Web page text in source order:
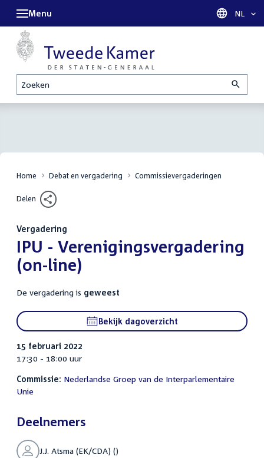
Zoeken
Menu Taal
NL
Home Debat en vergadering Commissievergaderingen
Delen
Vergadering
:IPU - Verenigingsvergadering
(on-line)
De vergadering is geweest
Bekijk dagoverzicht
15 februari 2022
17:30 - 18:00 uur
Commissie: Nederlandse Groep van de Interparlementaire
Unie
Deelnemers
J.J. Atsma (EK/CDA) ()